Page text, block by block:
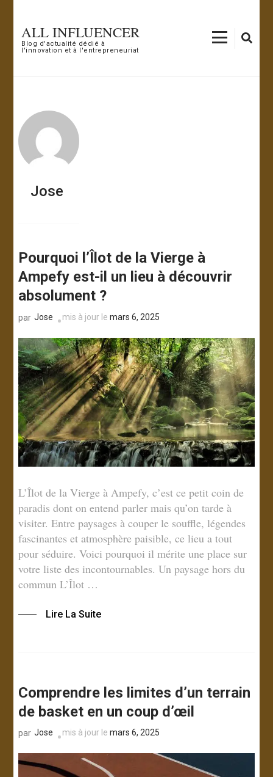
contenu
(Pressez
ALL INFLUENCER
Blog d'actualité dédié à
l'innovation et à l'entrepreneuriat
Jose
Pourquoi l’Îlot de la Vierge à
Ampefy est-il un lieu à découvrir
absolument ?
par Jose mis à jour lemars 6, 2025
L’Îlot de la Vierge à Ampefy, c’est ce petit coin de
paradis dont on entend parler mais qu’on tarde à
visiter. Entre paysages à couper le souffle, légendes
fascinantes et atmosphère paisible, ce lieu a tout
pour séduire. Voici pourquoi il mérite une place sur
votre liste des incontournables. Un paysage hors du
commun L’Îlot …
Lire La Suite
Comprendre les limites d’un terrain
de basket en un coup d’œil
par Jose mis à jour lemars 6, 2025